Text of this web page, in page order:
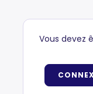
Vous devez